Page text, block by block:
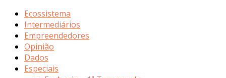
Ecossistema
Intermediários
Empreendedores
Opinião
Dados
Especiais